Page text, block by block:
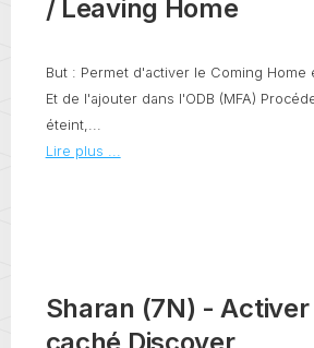
/ Leaving Home
But : Permet d'activer le Coming Home
Et de l'ajouter dans l'ODB (MFA)
éteint,...
Lire plus ...
Sharan (7N) -